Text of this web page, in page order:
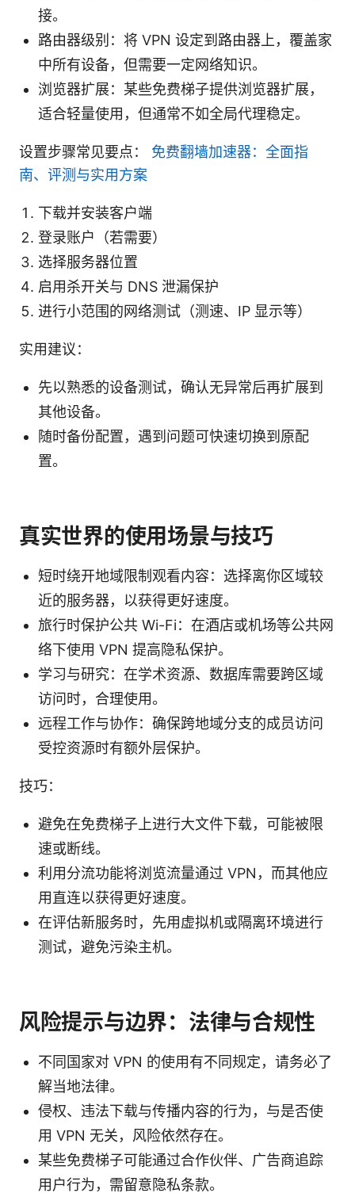
接。
路由器级别：将 VPN 设定到路由器上，覆盖家
中所有设备，但需要一定网络知识。
浏览器扩展：某些免费梯子提供浏览器扩展，
适合轻量使用，但通常不如全局代理稳定。
设置步骤常见要点： 免费翻墙加速器：全面指
南、评测与实用方案
下载并安装客户端
登录账户（若需要）
选择服务器位置
启用杀开关与 DNS 泄漏保护
进行小范围的网络测试（测速、IP 显示等）
实用建议：
先以熟悉的设备测试，确认无异常后再扩展到
其他设备。
随时备份配置，遇到问题可快速切换到原配
置。
真实世界的使用场景与技巧
短时绕开地域限制观看内容：选择离你区域较
近的服务器，以获得更好速度。
旅行时保护公共 Wi-Fi：在酒店或机场等公共网
络下使用 VPN 提高隐私保护。
学习与研究：在学术资源、数据库需要跨区域
访问时，合理使用。
远程工作与协作：确保跨地域分支的成员访问
受控资源时有额外层保护。
技巧：
避免在免费梯子上进行大文件下载，可能被限
速或断线。
利用分流功能将浏览流量通过 VPN，而其他应
用直连以获得更好速度。
在评估新服务时，先用虚拟机或隔离环境进行
测试，避免污染主机。
风险提示与边界：法律与合规性
不同国家对 VPN 的使用有不同规定，请务必了
解当地法律。
侵权、违法下载与传播内容的行为，与是否使
用 VPN 无关，风险依然存在。
某些免费梯子可能通过合作伙伴、广告商追踪
用户行为，需留意隐私条款。